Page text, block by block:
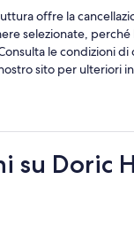
offre la
selezionate, perché
le condizioni di
sito per ulteriori
su Doric